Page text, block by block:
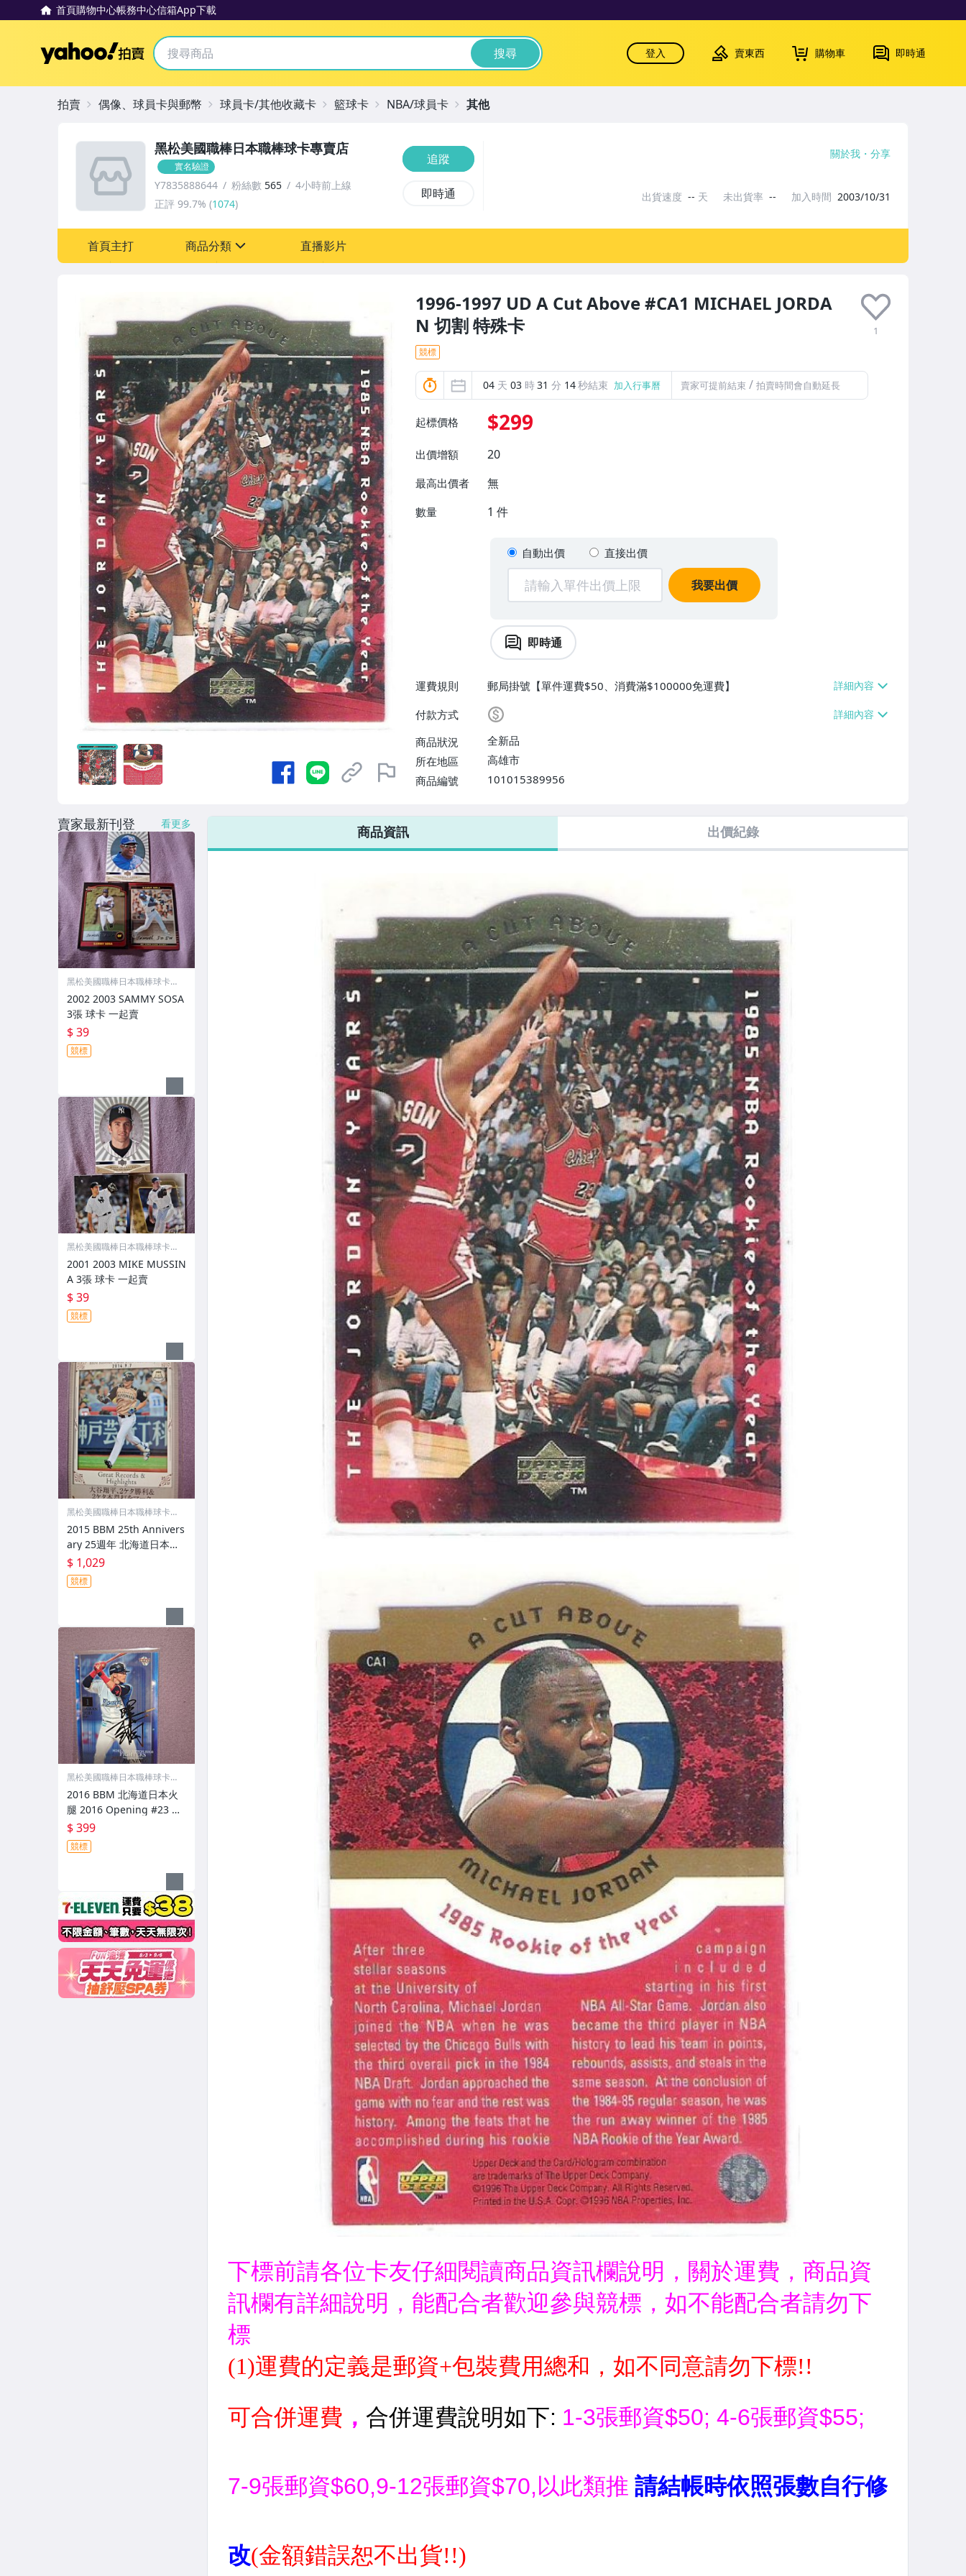
首頁購物中心帳務中心信箱App下載
Yahoo拍賣 搜尋 登入 賣東西 購物車 即時通
1996-1997 UD A Cut Above #CA1 MICHAEL JORDA
N 切割 特殊卡
1
競標
04 天 03 時31 分 12秒結束 加入行事曆 賣家可提前結束 / 拍賣時間會自動延長
起標價格 $299
出價增額 20
最高出價者 無
數量 1 件
自動出價 直接出價
我要出價
即時通
運費規則
郵局掛號【單件運費$50、消費滿$100000免運費】
付款方式
商品狀況
全新品
所在地區
高雄市
商品編號
101015389956
黑松美國職棒日本職棒球卡專賣店
實名驗證
Y7835888644 粉絲數 565
4小時前上線
正評 99.7% (1074)
追蹤
即時通
關於我 分享
出貨速度 -- 天 未出貨率 -- 加入時間 2003/10/31
首頁主打 商品分類
偶像、球員卡與郵幣
運動、戶外與休閒
直播影片
拍賣 偶像、球員卡與郵幣 球員卡/其他收藏卡 籃球卡 NBA/球員卡 其他
商品資訊 出價紀錄
賣家最新刊登 看更多
黑松美國職棒日本職棒球卡專
2002 2003 SAMMY SOSA
3張 球卡 一起賣
$ 39
競標
黑松美國職棒日本職棒球卡專
2001 2003 MIKE MUSSIN
A 3張 球卡 一起賣
$ 39
競標
黑松美國職棒日本職棒球卡專
2015 BBM 25th Annivers
ary 25週年 北海道日本火
腿Fighters #187 大谷翔平
Great & Highlight 1張 球
卡
$ 1,029
競標
黑松美國職棒日本職棒球卡專
2016 BBM 北海道日本火
腿 2016 Opening #23 陽
岱鋼 金箔印刷簽名卡 限量
1800 張
$ 399
競標